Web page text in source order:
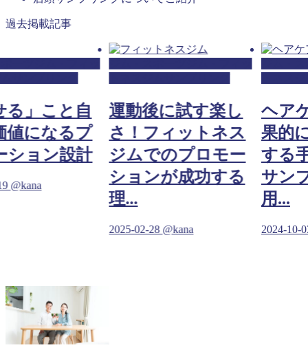
過去掲載記事
る」こと自
値になるプ
ション設計
@kana
運動後に試す楽し
さ！フィットネス
ジムでのプロモー
ションが成功する
理...
2025-02-28 @kana
ヘア
果的
する
サン
用...
2024-10-